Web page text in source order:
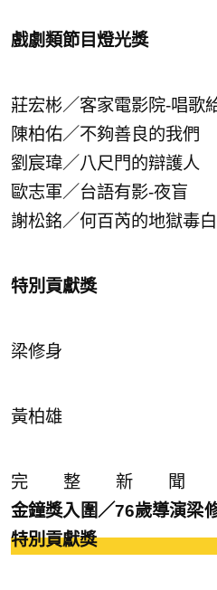
戲劇類節目燈光獎
莊宏彬／客家電影院-唱歌
陳柏佑／不夠善良的我們
劉宸瑋／八尺門的辯護人
歐志軍／台語有影-夜盲
謝松銘／何百芮的地獄毒白
特別貢獻獎
梁修身
黃柏雄
完整新聞
金鐘獎入圍／76歲導演
特別貢獻獎